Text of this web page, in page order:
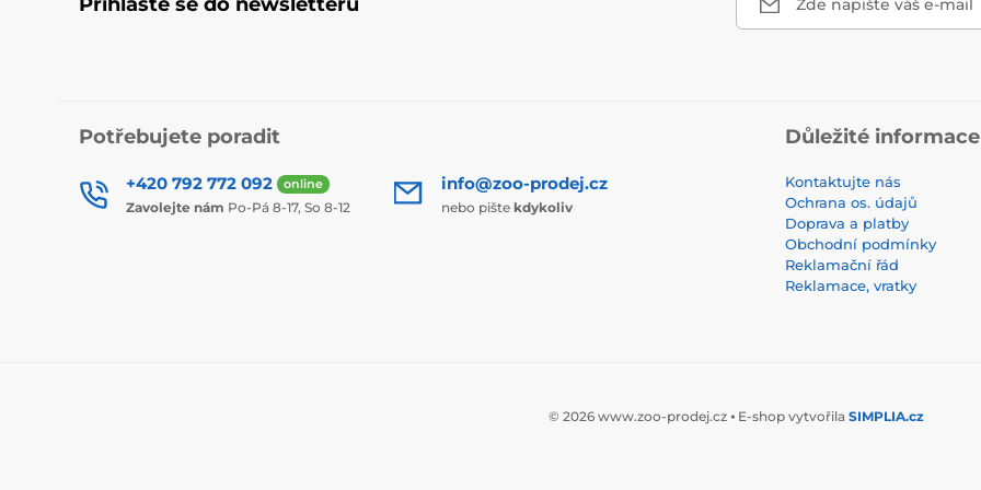
Zde napište váš e-mail
Potřebujete poradit
+420 792 772 092 online
Zavolejte nám Po-Pá 8-17, So 8-12
info@zoo-prodej.cz
nebo pište kdykoliv
Důležité informace
Kontaktujte nás
Ochrana os. údajů
Doprava a platby
Obchodní podmínky
Reklamační řád
Reklamace, vratky
© 2026 www.zoo-prodej.cz ⦁ E-shop vytvořila SIMPLIA.cz